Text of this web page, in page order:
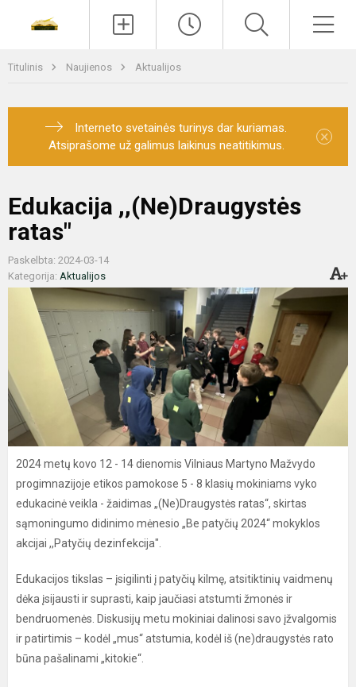
Titulinis Naujienos Aktualijos
Interneto svetainės turinys dar kuriamas.
Atsiprašome už galimus laikinus neatitikimus.
×
Edukacija ,,(Ne)Draugystės
ratas"
Paskelbta: 2024-03-14
Kategorija: Aktualijos
2024 metų kovo 12 - 14 dienomis Vilniaus Martyno Mažvydo
progimnazijoje etikos pamokose 5 - 8 klasių mokiniams vyko
edukacinė veikla - žaidimas „(Ne)Draugystės ratas“, skirtas
sąmoningumo didinimo mėnesio „Be patyčių 2024“ mokyklos
akcijai ,,Patyčių dezinfekcija".
Edukacijos tikslas – įsigilinti į patyčių kilmę, atsitiktinių vaidmenų
dėka įsijausti ir suprasti, kaip jaučiasi atstumti žmonės ir
bendruomenės. Diskusijų metu mokiniai dalinosi savo įžvalgomis
ir patirtimis – kodėl „mus“ atstumia, kodėl iš (ne)draugystės rato
būna pašalinami „kitokie“.